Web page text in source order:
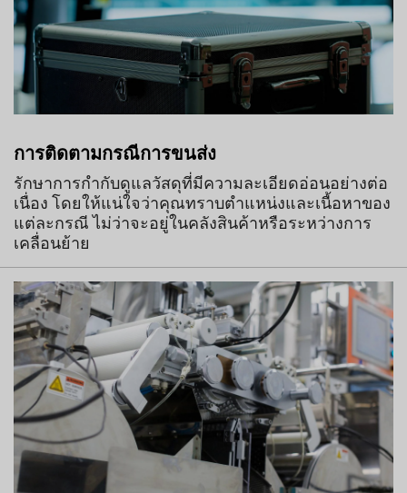
การติดตามกรณีการขนส่ง
รักษาการกำกับดูแลวัสดุที่มีความละเอียดอ่อนอย่างต่อ
เนื่อง โดยให้แน่ใจว่าคุณทราบตำแหน่งและเนื้อหาของ
แต่ละกรณี ไม่ว่าจะอยู่ในคลังสินค้าหรือระหว่างการ
เคลื่อนย้าย